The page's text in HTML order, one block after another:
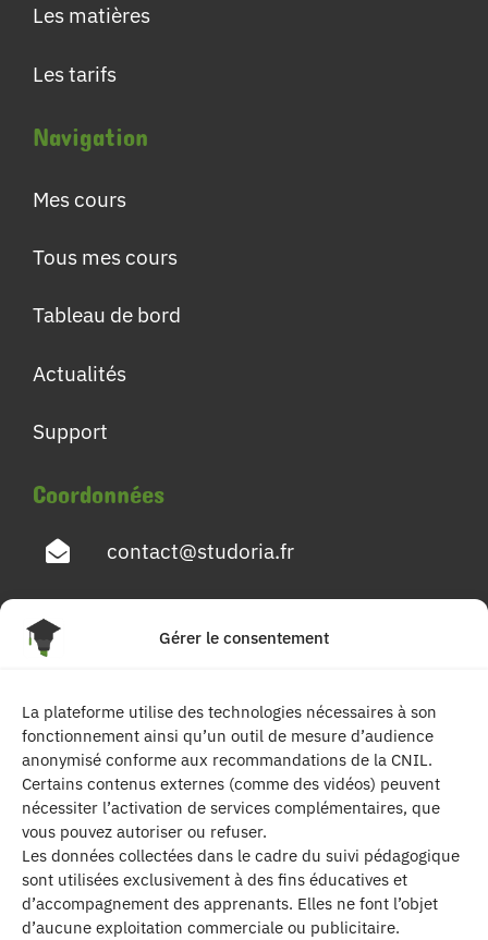
Gérer le consentement
La plateforme utilise des technologies nécessaires à son
fonctionnement ainsi qu’un outil de mesure d’audience
anonymisé conforme aux recommandations de la CNIL.
Certains contenus externes (comme des vidéos) peuvent
nécessiter l’activation de services complémentaires, que
vous pouvez autoriser ou refuser.
Les données collectées dans le cadre du suivi pédagogique
sont utilisées exclusivement à des fins éducatives et
d’accompagnement des apprenants. Elles ne font l’objet
d’aucune exploitation commerciale ou publicitaire.
Les matières
Les tarifs
Navigation
Mes cours
Tous mes cours
Tableau de bord
Actualités
Support
Coordonnées
contact@studoria.fr
4 Rue Georges Pompidou
Suivez-nous
| Les contenus publiés sur ce site sont